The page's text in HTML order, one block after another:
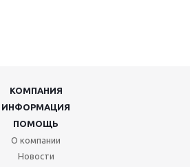
КОМПАНИЯ
ИНФОРМАЦИЯ
ПОМОЩЬ
О компании
Новости